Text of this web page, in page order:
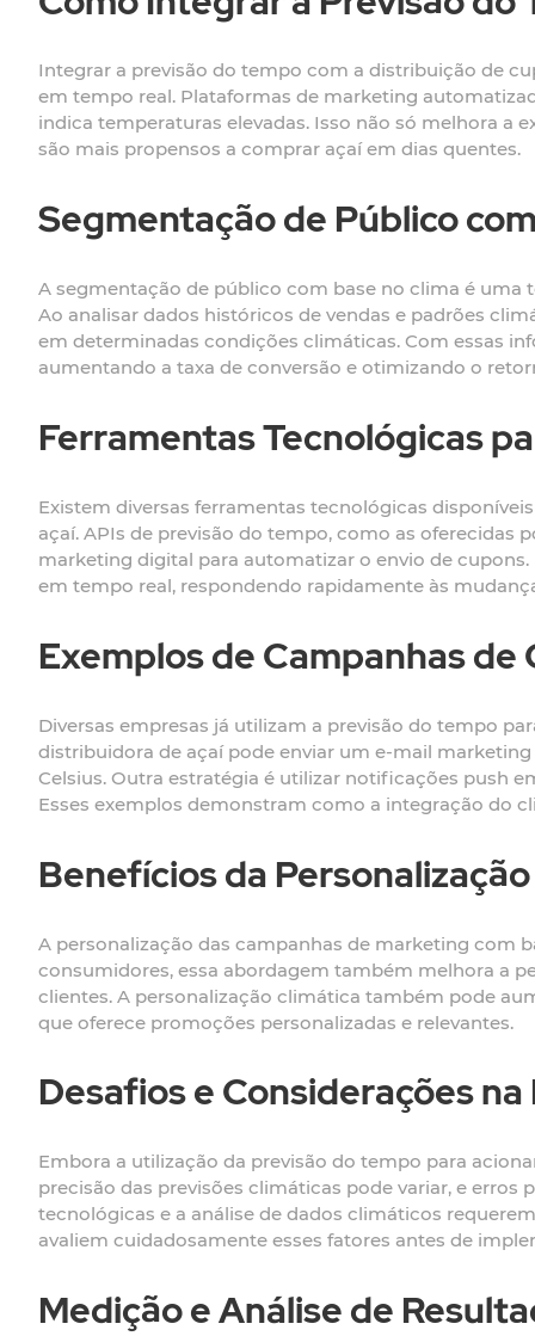
Integrar a previsão do tempo com a distribuição de
em tempo real. Plataformas de marketing
indica temperaturas elevadas. Isso não só melhora a
são mais propensos a comprar açaí em dias quentes.
Segmentação de Público
A segmentação de público com base no clima é uma
Ao analisar dados históricos de vendas e padrões
em determinadas condições climáticas. Com essas
aumentando a taxa de conversão e otimizando o
Ferramentas Tecnológicas
Existem diversas ferramentas tecnológicas
açaí. APIs de previsão do tempo, como as oferecidas
marketing digital para automatizar o envio de
em tempo real, respondendo rapidamente às
Exemplos de Campanhas de
Diversas empresas já utilizam a previsão do tempo
distribuidora de açaí pode enviar um e-mail
Celsius. Outra estratégia é utilizar notificações push
Esses exemplos demonstram como a integração do
Benefícios da
A personalização das campanhas de marketing com
consumidores, essa abordagem também melhora a
clientes. A personalização climática também pode
que oferece promoções personalizadas e relevantes.
Desafios e Considerações
Embora a utilização da previsão do tempo para
precisão das previsões climáticas pode variar, e
tecnológicas e a análise de dados climáticos
avaliem cuidadosamente esses fatores antes de
Medição e Análise de